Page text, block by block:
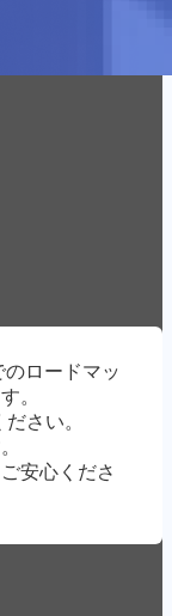
ロードマッ
。
さい。
安心くださ